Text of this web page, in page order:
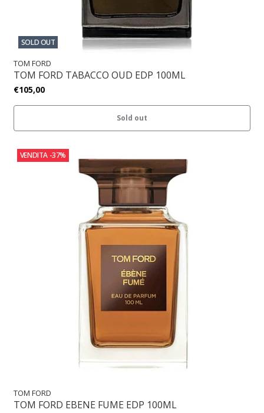
SOLD OUT
TOM FORD
TOM FORD TABACCO OUD EDP 100ML
€105,00
Sold out
VENDITA -37%
TOM FORD
TOM FORD EBENE FUME EDP 100ML